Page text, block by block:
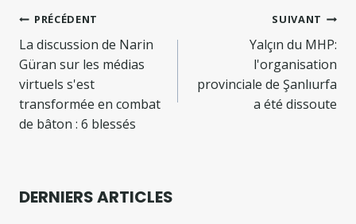
Navigation
de
l’article
PRÉCÉDENT
La discussion de Narin
Güran sur les médias
virtuels s'est
transformée en combat
de bâton : 6 blessés
SUIVANT
Yalçın du MHP:
l'organisation
provinciale de Şanlıurfa
a été dissoute
DERNIERS ARTICLES